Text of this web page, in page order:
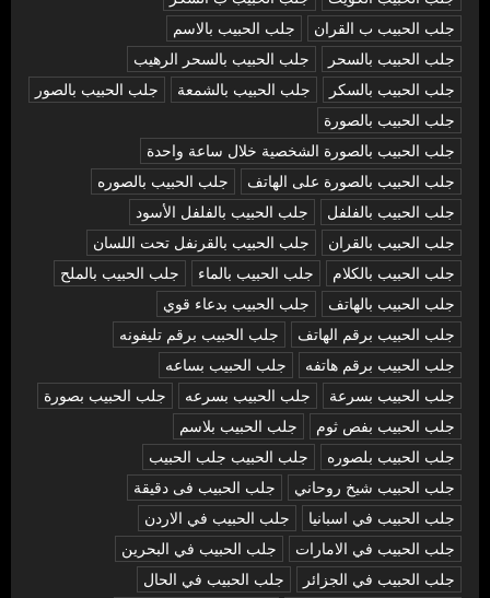
جلب الحبيب ب القران
جلب الحبيب بالاسم
جلب الحبيب بالسحر
جلب الحبيب بالسحر الرهيب
جلب الحبيب بالسكر
جلب الحبيب بالشمعة
جلب الحبيب بالصور
جلب الحبيب بالصورة
جلب الحبيب بالصورة الشخصية خلال ساعة واحدة
جلب الحبيب بالصورة على الهاتف
جلب الحبيب بالصوره
جلب الحبيب بالفلفل
جلب الحبيب بالفلفل الأسود
جلب الحبيب بالقران
جلب الحبيب بالقرنفل تحت اللسان
جلب الحبيب بالكلام
جلب الحبيب بالماء
جلب الحبيب بالملح
جلب الحبيب بالهاتف
جلب الحبيب بدعاء قوي
جلب الحبيب برقم الهاتف
جلب الحبيب برقم تليفونه
جلب الحبيب برقم هاتفه
جلب الحبيب بساعه
جلب الحبيب بسرعة
جلب الحبيب بسرعه
جلب الحبيب بصورة
جلب الحبيب بفص ثوم
جلب الحبيب بلاسم
جلب الحبيب بلصوره
جلب الحبيب جلب الحبيب
جلب الحبيب شيخ روحاني
جلب الحبيب فى دقيقة
جلب الحبيب في اسبانيا
جلب الحبيب في الاردن
جلب الحبيب في الامارات
جلب الحبيب في البحرين
جلب الحبيب في الجزائر
جلب الحبيب في الحال